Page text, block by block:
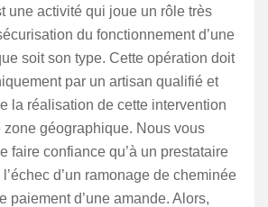
une activité qui joue un rôle très
du fonctionnement d’une
soit son type. Cette opération doit
par un artisan qualifié et
la réalisation de cette intervention
zone géographique. Nous vous
faire confiance qu’à un prestataire
d’un ramonage de cheminée
paiement d’une amande. Alors,